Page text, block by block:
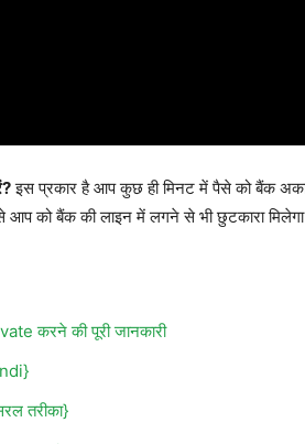
इस प्रकार है आप कुछ ही मिनट में पैसे को बैंक
को बैंक की लाइन में लगने से भी छुटकारा
करने की पूरी जानकारी
तरीका}